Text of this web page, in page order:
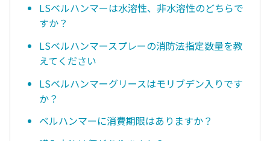
LSベルハンマーは水溶性、非水溶性のどちらで
すか？
LSベルハンマースプレーの消防法指定数量を教
えてください
LSベルハンマーグリースはモリブデン入りです
か？
ベルハンマーに消費期限はありますか？